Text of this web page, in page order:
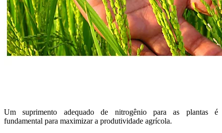
Um suprimento adequado de nitrogênio para as plantas é
fundamental para maximizar a produtividade agrícola.